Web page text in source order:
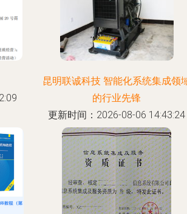
昆明联诚科技 智能化系统集成领
的行业先锋
更新时间：2026-08-06 14:43:24